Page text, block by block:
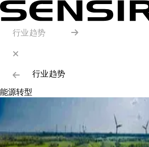
行业趋势
行业趋势
能源转型